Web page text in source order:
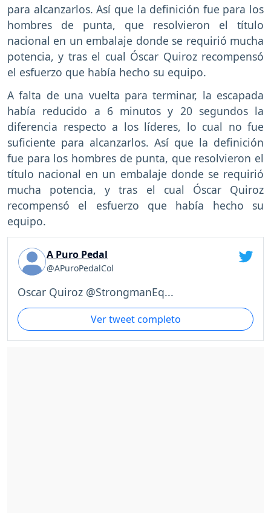
para alcanzarlos. Así que la definición fue para los
hombres de punta, que resolvieron el título
nacional en un embalaje donde se requirió mucha
potencia, y tras el cual Óscar Quiroz recompensó
el esfuerzo que había hecho su equipo.
A falta de una vuelta para terminar, la escapada
había reducido a 6 minutos y 20 segundos la
diferencia respecto a los líderes, lo cual no fue
suficiente para alcanzarlos. Así que la definición
fue para los hombres de punta, que resolvieron el
título nacional en un embalaje donde se requirió
mucha potencia, y tras el cual Óscar Quiroz
recompensó el esfuerzo que había hecho su
equipo.
A Puro Pedal
@APuroPedalCol
Oscar Quiroz @StrongmanEq...
Ver tweet completo